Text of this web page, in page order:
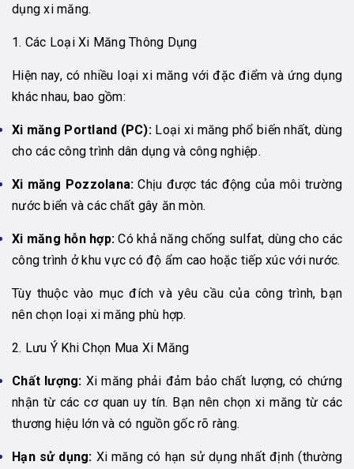
dụng xi măng.
1. Các Loại Xi Măng Thông Dụng
Hiện nay, có nhiều loại xi măng với đặc điểm và ứng dụng
khác nhau, bao gồm:
Xi măng Portland (PC):Loại xi măng phổ biến nhất, dùng
cho các công trình dân dụng và công nghiệp.
Xi măng Pozzolana: Chịu được tác động của môi trường
nước biển và các chất gây ăn mòn.
Xi măng hỗn hợp: Có khả năng chống sulfat, dùng cho các
công trình ở khu vực có độ ẩm cao hoặc tiếp xúc với nước.
Tùy thuộc vào mục đích và yêu cầu của công trình, bạn
nên chọn loại xi măng phù hợp.
2. Lưu Ý Khi Chọn Mua Xi Măng
Chất lượng: Xi măng phải đảm bảo chất lượng, có chứng
nhận từ các cơ quan uy tín. Bạn nên chọn xi măng từ các
thương hiệu lớn và có nguồn gốc rõ ràng.
Hạn sử dụng: Xi măng có hạn sử dụng nhất định (thường